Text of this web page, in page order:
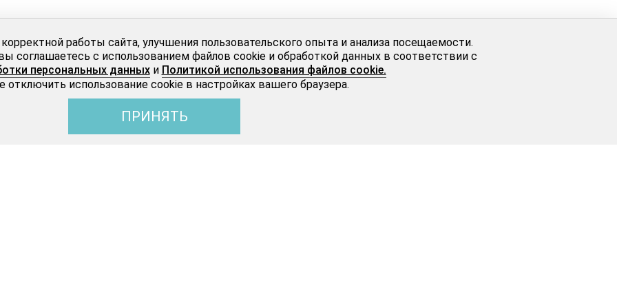
работы сайта, улучшения пользовательского опыта и анализа посещаемости.
соглашаетесь с использованием файлов cookie и обработкой данных в соответствии с
персональных данныхи Политикой использования файлов cookie.
использование cookie в настройках вашего браузера.
ПРИНЯТЬ